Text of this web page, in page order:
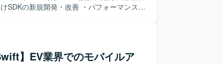
】EV業界でのモバイルア